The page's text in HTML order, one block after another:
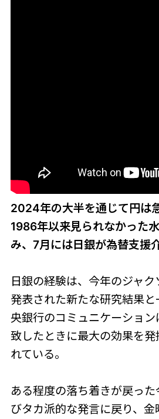
2024年の大半を通じて円は
1986年以来見られなかった
み、7月には日銀が為替支援
日銀の経験は、今年のジャ
発表された新たな研究結果と
央銀行のコミュニケーショ
致したときに最大の効果を
れている。
ある程度の落ち着きが戻っ
びタカ派的な発言に戻り、